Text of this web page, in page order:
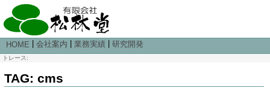
HOME 会社案内 業務実績| 研究開発
トレース:
TAG: cms